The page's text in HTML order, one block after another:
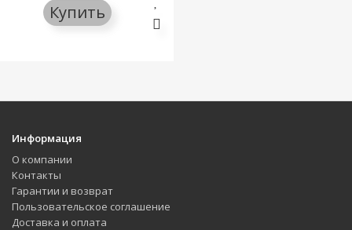
Купить
Информация
О компании
Контакты
Гарантии и возврат
Пользовательское соглашение
Доставка и оплата